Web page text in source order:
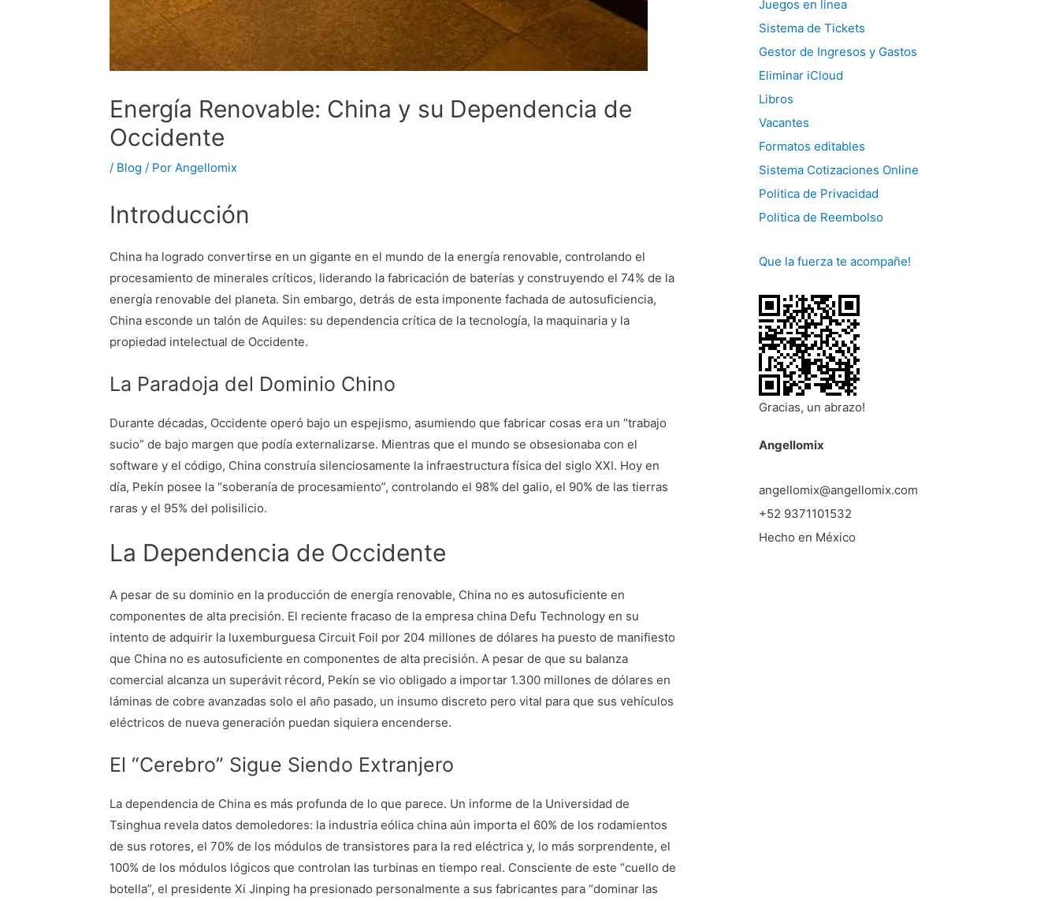
Energía Renovable: China y su Dependencia de
Occidente
/ Blog / Por Angellomix
Introducción
China ha logrado convertirse en un gigante en el mundo de la energía renovable, controlando el
procesamiento de minerales críticos, liderando la fabricación de baterías y construyendo el 74% de la
energía renovable del planeta. Sin embargo, detrás de esta imponente fachada de autosuficiencia,
China esconde un talón de Aquiles: su dependencia crítica de la tecnología, la maquinaria y la
propiedad intelectual de Occidente.
La Paradoja del Dominio Chino
Durante décadas, Occidente operó bajo un espejismo, asumiendo que fabricar cosas era un “trabajo
sucio” de bajo margen que podía externalizarse. Mientras que el mundo se obsesionaba con el
software y el código, China construía silenciosamente la infraestructura física del siglo XXI. Hoy en
día, Pekín posee la “soberanía de procesamiento”, controlando el 98% del galio, el 90% de las tierras
raras y el 95% del polisilicio.
La Dependencia de Occidente
A pesar de su dominio en la producción de energía renovable, China no es autosuficiente en
componentes de alta precisión. El reciente fracaso de la empresa china Defu Technology en su
intento de adquirir la luxemburguesa Circuit Foil por 204 millones de dólares ha puesto de manifiesto
que China no es autosuficiente en componentes de alta precisión. A pesar de que su balanza
comercial alcanza un superávit récord, Pekín se vio obligado a importar 1.300 millones de dólares en
láminas de cobre avanzadas solo el año pasado, un insumo discreto pero vital para que sus vehículos
eléctricos de nueva generación puedan siquiera encenderse.
El “Cerebro” Sigue Siendo Extranjero
La dependencia de China es más profunda de lo que parece. Un informe de la Universidad de
Tsinghua revela datos demoledores: la industria eólica china aún importa el 60% de los rodamientos
de sus rotores, el 70% de los módulos de transistores para la red eléctrica y, lo más sorprendente, el
100% de los módulos lógicos que controlan las turbinas en tiempo real. Consciente de este “cuello de
botella”, el presidente Xi Jinping ha presionado personalmente a sus fabricantes para “dominar las
Juegos en linea
Sistema de Tickets
Gestor de Ingresos y Gastos
Eliminar iCloud
Libros
Vacantes
Formatos editables
Sistema Cotizaciones Online
Politica de Privacidad
Politica de Reembolso
Que la fuerza te acompañe!
Gracias, un abrazo!
Angellomix
angellomix@angellomix.com
+52 9371101532
Hecho en México